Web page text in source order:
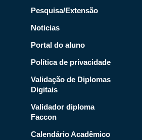
Pesquisa/Extensão
Noticias
Portal do aluno
Política de privacidade
Validação de Diplomas
Digitais
Validador diploma
Faccon
Calendário Acadêmico